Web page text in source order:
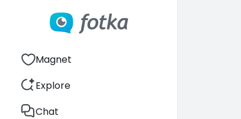
Magnet
Explore
Chat